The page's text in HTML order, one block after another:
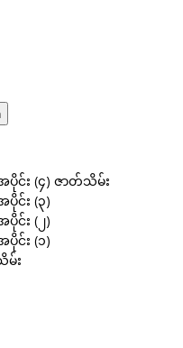
ပိုင်း (၄) ဇာတ်သိမ်း
ပိုင်း (၃)
ပိုင်း (၂)
ပိုင်း (၁)
း